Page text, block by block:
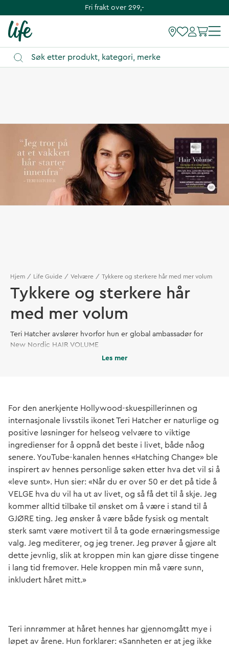
Fri frakt over 299,-
Hjem Life Guide Velvære Tykkere og sterkere hår med mer volum
Tykkere og sterkere hår
med mer volum
Teri Hatcher avslører hvorfor hun er global ambassadør for
New Nordic HAIR VOLUME
Les mer
For den anerkjente Hollywood-skuespillerinnen og
internasjonale livsstils ikonet Teri Hatcher er naturlige og
positive løsninger for helseog velvære to viktige
ingredienser for å oppnå det beste i livet, både nåog
senere. YouTube-kanalen hennes «Hatching Change» ble
inspirert av hennes personlige søken etter hva det vil si å
«leve sunt». Hun sier: «Når du er over 50 er det på tide å
VELGE hva du vil ha ut av livet, og så få det til å skje. Jeg
kommer alltid tilbake til ønsket om å være i stand til å
GJØRE ting. Jeg ønsker å være både fysisk og mentalt
sterk samt være motivert til å ta gode ernæringsmessige
valg. Jeg mediterer, og jeg trener. Jeg prøver å gjøre alt
dette jevnlig, slik at kroppen min kan gjøre disse tingene
i lang tid fremover. Hele kroppen min må være sunn,
inkludert håret mitt.»
Teri innrømmer at håret hennes har gjennomgått mye i
løpet av årene. Hun forklarer: «Sannheten er at jeg ikke